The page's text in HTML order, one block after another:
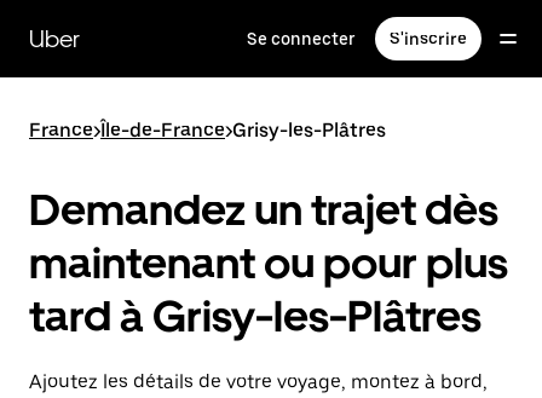
contenu
principal
Uber Se connecter S'inscrire
France>Île-de-France>Grisy-les-Plâtres
Demandez un trajet dès
maintenant ou pour plus
tard à Grisy-les-Plâtres
Ajoutez les détails de votre voyage, montez à bord,